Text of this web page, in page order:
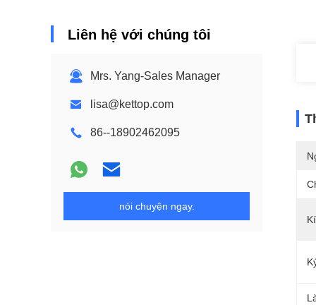
Liên hệ với chúng tôi
Mrs. Yang-Sales Manager
lisa@kettop.com
86--18902462095
nói chuyện ngay.